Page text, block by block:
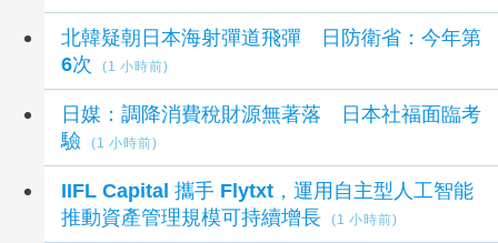
北韓疑朝日本海射彈道飛彈 日防衛省：今年第
6次
(1 小時前)
日媒：調降消費稅財源無著落 日本社福面臨考
驗
(1 小時前)
IIFL Capital 攜手 Flytxt，運用自主型人工智能
推動資產管理規模可持續增長
(1 小時前)